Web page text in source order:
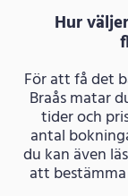
Hur
För att få det
Braås matar
tider och
antal
du kan även
att